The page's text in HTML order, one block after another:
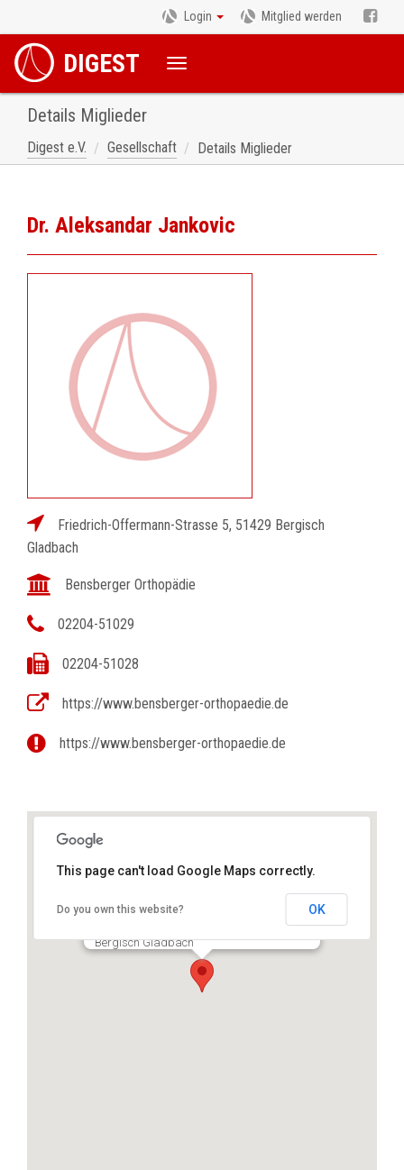
Login Mitglied werden
DIGEST
Details Miglieder
Digest e.V. Gesellschaft Details Miglieder
Dr. Aleksandar Jankovic
Friedrich-Offermann-Strasse 5, 51429 Bergisch
Gladbach
Bensberger Orthopädie
02204-51029
02204-51028
https://www.bensberger-orthopaedie.de
https://www.bensberger-orthopaedie.de
Dr. Aleksandar Jankovic
Friedrich-Offermann-Strasse 5, 51429
Bergisch Gladbach
This page can't load Google Maps correctly.
Do you own this website? OK